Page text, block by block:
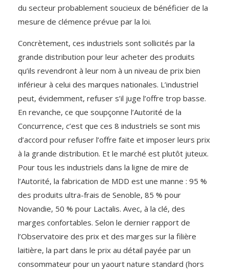
du secteur probablement soucieux de bénéficier de la
mesure de clémence prévue par la loi.
Concrètement, ces industriels sont sollicités par la
grande distribution pour leur acheter des produits
qu’ils revendront à leur nom à un niveau de prix bien
inférieur à celui des marques nationales. L’industriel
peut, évidemment, refuser s’il juge l’offre trop basse.
En revanche, ce que soupçonne l’Autorité de la
Concurrence, c’est que ces 8 industriels se sont mis
d’accord pour refuser l’offre faite et imposer leurs prix
à la grande distribution. Et le marché est plutôt juteux.
Pour tous les industriels dans la ligne de mire de
l’Autorité, la fabrication de MDD est une manne : 95 %
des produits ultra-frais de Senoble, 85 % pour
Novandie, 50 % pour Lactalis. Avec, à la clé, des
marges confortables. Selon le dernier rapport de
l’Observatoire des prix et des marges sur la filière
laitière, la part dans le prix au détail payée par un
consommateur pour un yaourt nature standard (hors